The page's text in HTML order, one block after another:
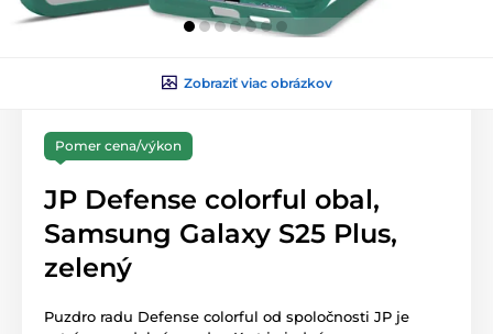
Zobraziť viac obrázkov
Pomer cena/výkon
JP Defense colorful obal,
Samsung Galaxy S25 Plus,
zelený
Puzdro radu Defense colorful od spoločnosti JP je